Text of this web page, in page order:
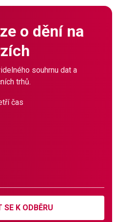
o dění na
souhrnu dat a
trhů.
čas
SE K ODBĚRU